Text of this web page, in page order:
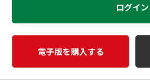
ログイン
電子版を購入する